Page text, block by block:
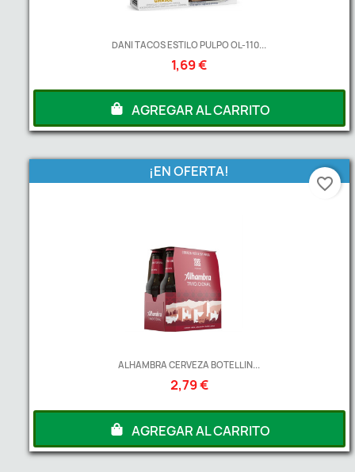
DANI TACOS ESTILO PULPO OL-110...
1,69 €
AGREGAR AL CARRITO
ALHAMBRA CERVEZA BOTELLIN...
2,79 €
¡EN OFERTA!
AGREGAR AL CARRITO
favorite_border